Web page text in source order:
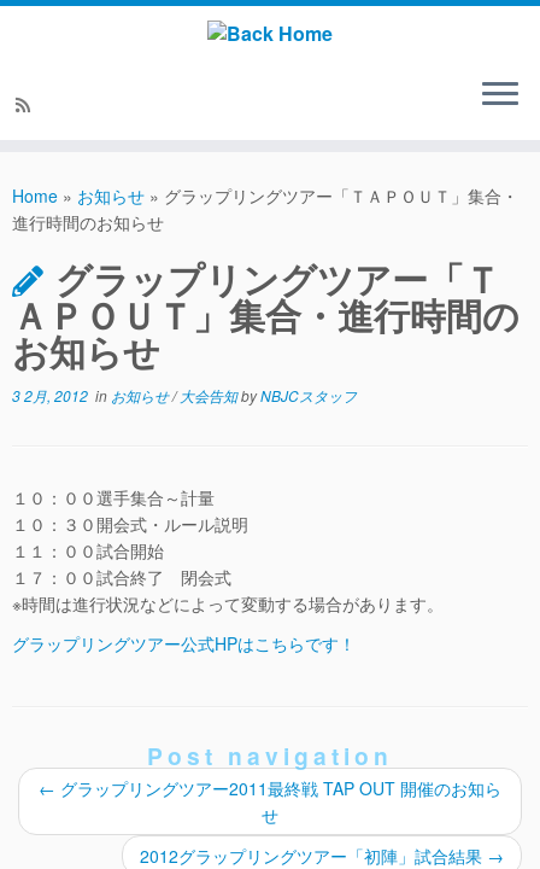
Home » お知らせ » グラップリングツアー「ＴＡＰＯＵＴ」集合・
進行時間のお知らせ
グラップリングツアー「Ｔ
ＡＰＯＵＴ」集合・進行時間の
お知らせ
3 2月, 2012 in お知らせ/大会告知byNBJCスタッフ
１０：００選手集合～計量
１０：３０開会式・ルール説明
１１：００試合開始
１７：００試合終了 閉会式
※時間は進行状況などによって変動する場合があります。
グラップリングツアー公式HPはこちらです！
Post navigation
← グラップリングツアー2011最終戦 TAP OUT 開催のお知ら
せ
2012グラップリングツアー「初陣」試合結果 →